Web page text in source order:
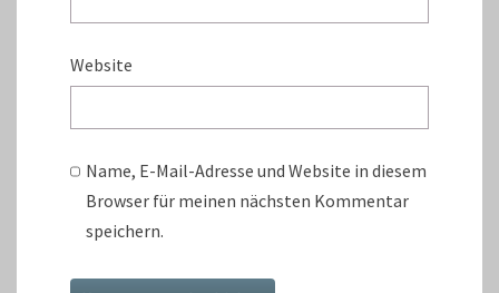
Website
Name, E-Mail-Adresse und Website in diesem
Browser für meinen nächsten Kommentar
speichern.